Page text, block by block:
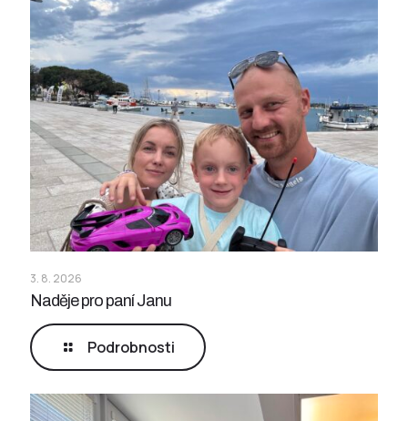
3. 8. 2026
Naděje pro paní Janu
Podrobnosti